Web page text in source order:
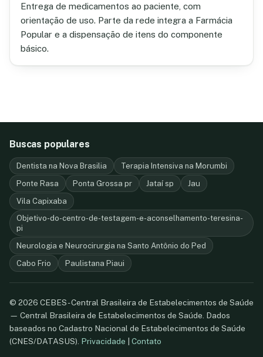
Entrega de medicamentos ao paciente, com
orientação de uso. Parte da rede integra a Farmácia
Popular e a dispensação de itens do componente
básico.
Buscas populares
Dentista na Nova Brasilia
Terapia Intensiva na Morumbi
Ponte Rasa
Ponta Grossa pr Jataí sp
Jau
Vila Capixaba
Objetivo-do-centro-de-testagem-e-aconselhamento-teresina-
pi
Neurologia e Neurocirurgia na Santo Antônio do Ped
Cabo Frio
Paulistana Piaui
© 2026 CEBES - Central Brasileira de Estabelecimentos de Saúde
— Central Brasileira de Estabelecimentos de Saúde. Dados
baseados no Cadastro Nacional de Estabelecimentos de Saúde
(CNES/DATASUS). Privacidade Contato